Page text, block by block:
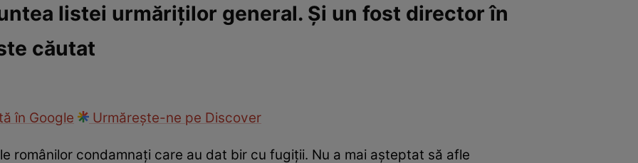
NaționalSport
listei urmăriților general. Și un fost director în
căutat
în Google Urmărește-ne pe Discover
românilor condamnați care au dat bir cu fugiții. Nu a mai așteptat să afle